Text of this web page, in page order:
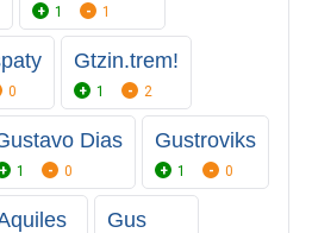
1 1
0
Gtzin.trem!
1 2
Dias
1 0
Gustroviks
1 0
Gus